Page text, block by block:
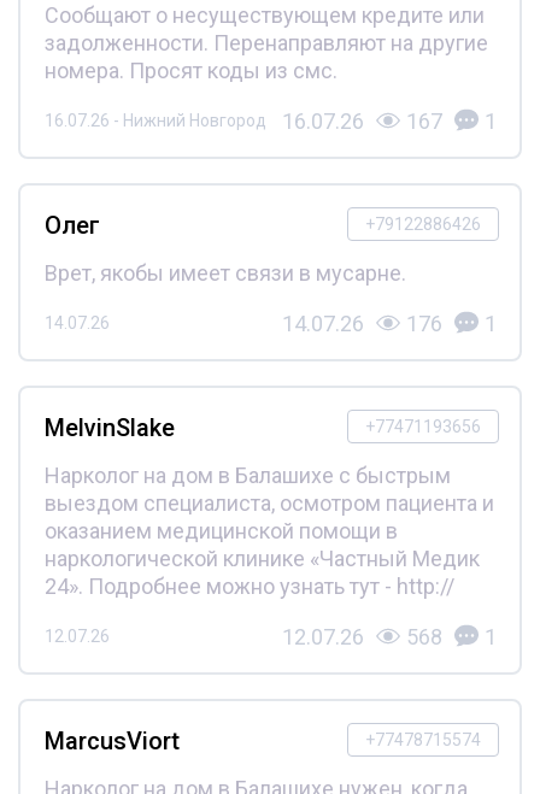
Сообщают о несуществующем кредите или
задолженности. Перенаправляют на другие
номера. Просят коды из смс.
16.07.26 - Нижний Новгород 16.07.26 167 1
+79122886426
Олег
Врет, якобы имеет связи в мусарне.
14.07.26 14.07.26 176 1
+77471193656
MelvinSlake
Нарколог на дом в Балашихе с быстрым
выездом специалиста, осмотром пациента и
оказанием медицинской помощи в
наркологической клинике «Частный Медик
24». Подробнее можно узнать тут - http://
12.07.26 12.07.26 568 1
+77478715574
MarcusViort
Нарколог на дом в Балашихе нужен, когда